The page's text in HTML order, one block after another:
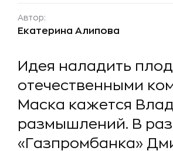
Автор:
Екатерина Алипова
Идея наладить
отечественными
Маска кажется
размышлений. В
«Газпромбанка»